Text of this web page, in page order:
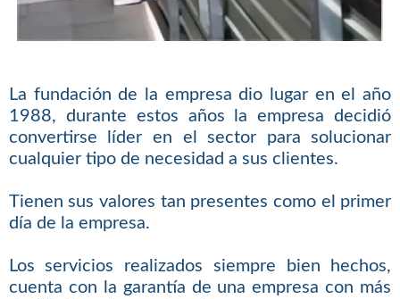
La fundación de la empresa dio lugar en el año
1988, durante estos años la empresa decidió
convertirse líder en el sector para solucionar
cualquier tipo de necesidad a sus clientes.
Tienen sus valores tan presentes como el primer
día de la empresa.
Los servicios realizados siempre bien hechos,
cuenta con la garantía de una empresa con más